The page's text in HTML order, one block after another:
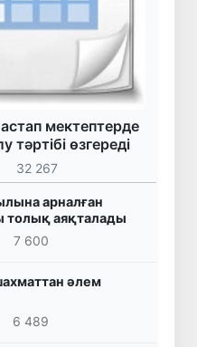
мектептерде
тәртібі өзгереді
32 267
арналған
толық аяқталады
7 600
әлем
6 489